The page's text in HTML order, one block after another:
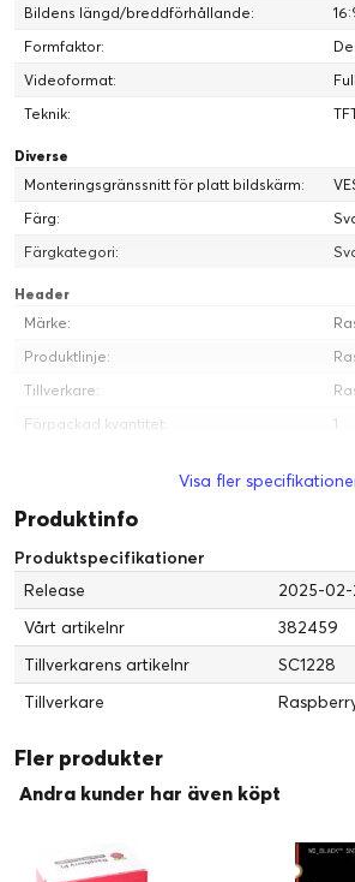
Bildens längd/breddförhållande:
Formfaktor:
Videoformat:
Teknik:
Diverse
Monteringsgränssnitt för platt bildskärm:
Färg:
Färgkategori:
Header
Märke:
Produktlinje:
Tillverkare:
Förpackad kvantitet:
1
Typ:
Ström
Energiklass:
Service och support
Typ:
1
Visa fler
Produktinfo
Produktspecifikationer
Release
2025-
Vårt artikelnr
382459
Tillverkarens artikelnr
SC1228
Tillverkare
Fler produkter
Andra kunder har även köpt